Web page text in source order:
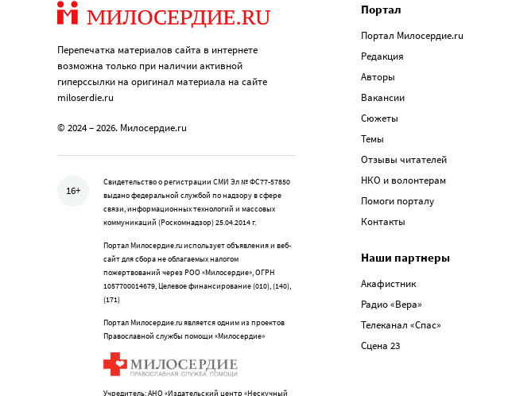
Перепечатка материалов сайта в интернете
возможна только при наличии активной
гиперссылки на оригинал материала на сайте
miloserdie.ru
© 2024 – 2026. Милосердие.ru
16+
Свидетельство о регистрации СМИ Эл № ФС77-57850
выдано федеральной службой по надзору в сфере
связи, информационных технологий и массовых
коммуникаций (Роскомнадзор) 25.04.2014 г.
Портал Милосердие.ru использует объявления и веб-
сайт для сбора не облагаемых налогом
пожертвований через РОО «Милосердие», ОГРН
1057700014679, Целевое финансирование (010), (140),
(171)
Портал Милосердие.ru является одним из проектов
Православной службы помощи «Милосердие»
Учредитель: АНО «Издательский центр «Нескучный
Портал
Портал Милосердие.ru
Редакция
Авторы
Вакансии
Сюжеты
Темы
Отзывы читателей
НКО и волонтерам
Помоги порталу
Контакты
Наши партнеры
Акафистник
Радио «Вера»
Телеканал «Спас»
Сцена 23